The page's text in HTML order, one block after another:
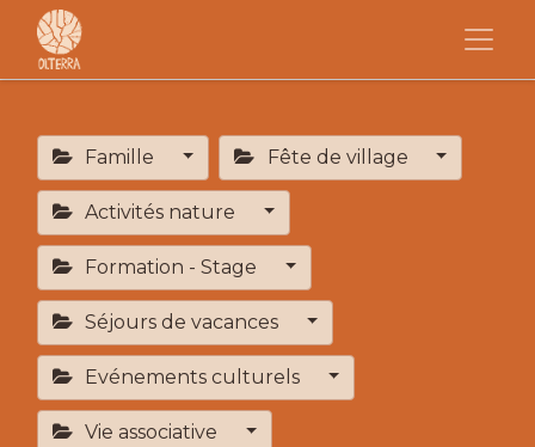
Famille Fête de village
Activités nature
Formation - Stage
Séjours de vacances
Evénements culturels
Vie associative